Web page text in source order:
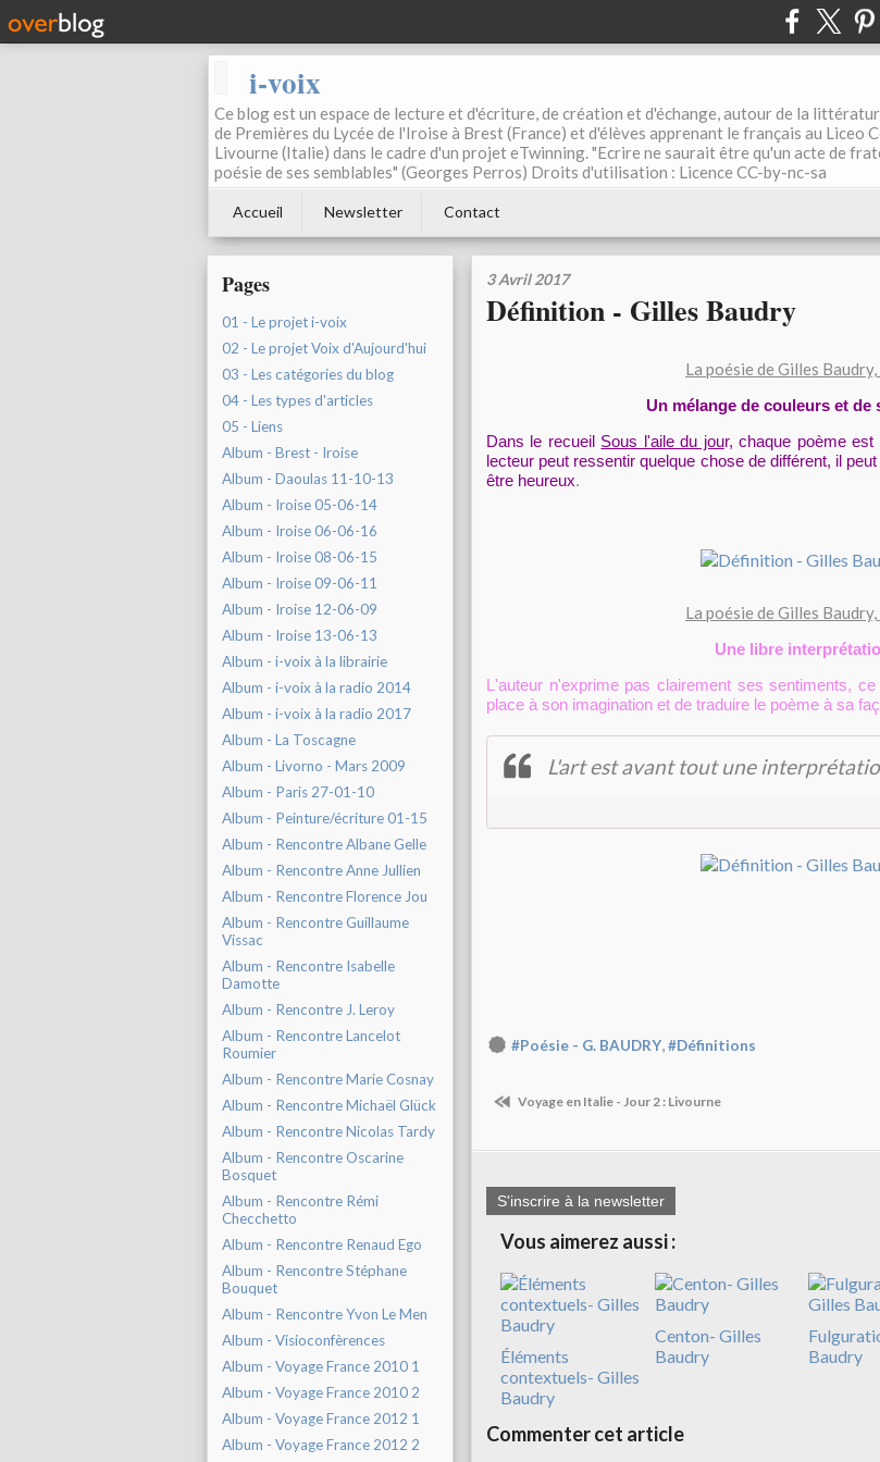
i-voix
Ce blog est un espace de lecture et d'écriture, de création et d'échange, autour de la
de Premières du Lycée de l'Iroise à Brest (France) et d'élèves apprenant le français au Liceo
Livourne (Italie) dans le cadre d'un projet eTwinning. "Ecrire ne saurait être qu'un acte de
poésie de ses semblables" (Georges Perros) Droits d'utilisation : Licence CC-by-nc-sa
Accueil Newsletter Contact
Pages
01 - Le projet i-voix
02 - Le projet Voix d'Aujourd'hui
03 - Les catégories du blog
04 - Les types d'articles
05 - Liens
Album - Brest - Iroise
Album - Daoulas 11-10-13
Album - Iroise 05-06-14
Album - Iroise 06-06-16
Album - Iroise 08-06-15
Album - Iroise 09-06-11
Album - Iroise 12-06-09
Album - Iroise 13-06-13
Album - i-voix à la librairie
Album - i-voix à la radio 2014
Album - i-voix à la radio 2017
Album - La Toscagne
Album - Livorno - Mars 2009
Album - Paris 27-01-10
Album - Peinture/écriture 01-15
Album - Rencontre Albane Gelle
Album - Rencontre Anne Jullien
Album - Rencontre Florence Jou
Album - Rencontre Guillaume
Vissac
Album - Rencontre Isabelle
Damotte
Album - Rencontre J. Leroy
Album - Rencontre Lancelot
Roumier
Album - Rencontre Marie Cosnay
Album - Rencontre Michaël Glück
Album - Rencontre Nicolas Tardy
Album - Rencontre Oscarine
Bosquet
Album - Rencontre Rémi
Checchetto
Album - Rencontre Renaud Ego
Album - Rencontre Stéphane
Bouquet
Album - Rencontre Yvon Le Men
Album - Visioconfèrences
Album - Voyage France 2010 1
Album - Voyage France 2010 2
Album - Voyage France 2012 1
Album - Voyage France 2012 2
3 Avril 2017
Définition - Gilles Baudry
La poésie de Gilles Baudry,
Un mélange de couleurs et de
Dans le recueil Sous l'aile du jour, chaque poème
lecteur peut ressentir quelque chose de différent, il
être heureux.
La poésie de Gilles Baudry,
Une libre
L'auteur n'exprime pas clairement ses sentiments,
place à son imagination et de traduire le poème à sa
L'art est avant tout une
#Poésie - G. BAUDRY,#Définitions
Voyage en Italie - Jour 2 : Livourne
S'inscrire à la newsletter
Vous aimerez aussi :
Éléments
contextuels- Gilles
Baudry
Centon- Gilles
Baudry
Baudry
Commenter cet article